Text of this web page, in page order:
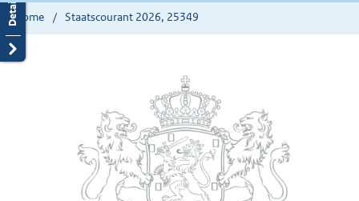
Home Staatscourant 2026, 25349